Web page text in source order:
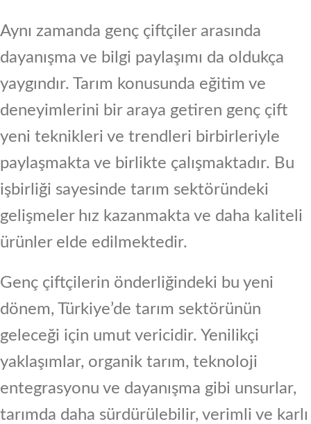
Aynı zamanda genç çiftçiler arasında
dayanışma ve bilgi paylaşımı da oldukça
yaygındır. Tarım konusunda eğitim ve
deneyimlerini bir araya getiren genç çift
yeni teknikleri ve trendleri birbirleriyle
paylaşmakta ve birlikte çalışmaktadır. Bu
işbirliği sayesinde tarım sektöründeki
gelişmeler hız kazanmakta ve daha kaliteli
ürünler elde edilmektedir.
Genç çiftçilerin önderliğindeki bu yeni
dönem, Türkiye’de tarım sektörünün
geleceği için umut vericidir. Yenilikçi
yaklaşımlar, organik tarım, teknoloji
entegrasyonu ve dayanışma gibi unsurlar,
tarımda daha sürdürülebilir, verimli ve karlı